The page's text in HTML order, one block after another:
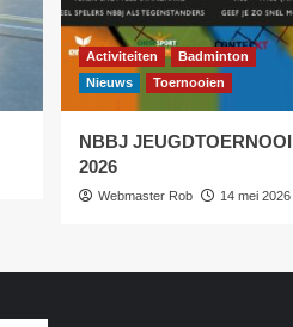
Activiteiten
Badminton
Nieuws
Toernooien
NBBJ JEUGDTOERNOOI
2026
Webmaster Rob 14 mei 2026